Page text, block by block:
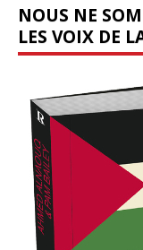
NOUS NE
LES VOIX DE